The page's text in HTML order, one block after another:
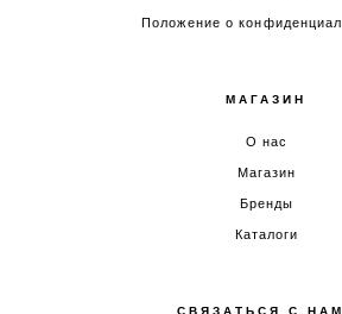
Положение о
МАГАЗИН
О нас
Магазин
Бренды
Каталоги
СВЯЗАТЬСЯ С